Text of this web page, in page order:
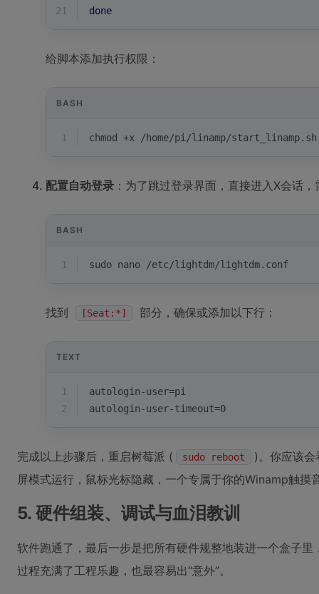
21
done
给脚本添加执行权限：
BASH
1 chmod +x /home/pi/linamp/start_linamp.sh
配置自动登录 ：为了跳过登录界面，直接进入X会话
BASH
1 sudo nano /etc/lightdm/lightdm.conf
找到 [Seat:*] 部分，确保或添加以下行：
TEXT
1
autologin-user=pi
2
autologin-user-timeout=0
完成以上步骤后，重启树莓派 ( sudo reboot
)。你应该
屏模式运行，鼠标光标隐藏，一个专属于你的Winamp触摸
5. 硬件组装、调试与血泪教训
软件跑通了，最后一步是把所有硬件规整地装进一个盒子里
过程充满了工程乐趣，也最容易出“意外”。